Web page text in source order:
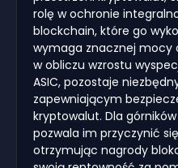
rolę w ochronie
blockchain, które go
wymaga znacznej mocy
w obliczu wzrostu
ASIC, pozostaje
zapewniającym
kryptowalut. Dla górników
pozwala im przyczynić
otrzymując nagrody